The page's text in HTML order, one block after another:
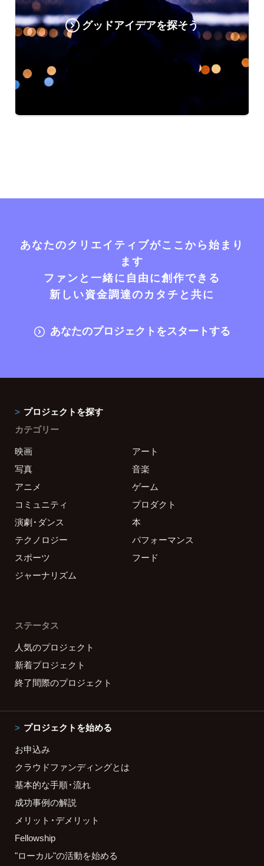
グッドアイデアを探そう
あなたのクリエイティブがここから始まり
ます
ファンと一緒に自由に創作できる
新しい資金調達のカタチと共に
あなたのプロジェクトをスタートする
プロジェクトを探す
カテゴリー
映画
アート
写真
音楽
アニメ
ゲーム
コミュニティ
プロダクト
演劇・ダンス
本
テクノロジー
パフォーマンス
スポーツ
フード
ジャーナリズム
ステータス
人気のプロジェクト
新着プロジェクト
終了間際のプロジェクト
プロジェクトを始める
お申込み
クラウドファンディングとは
基本的な手順・流れ
成功事例の解説
メリット・デメリット
Fellowship
"ローカル"の活動を始める